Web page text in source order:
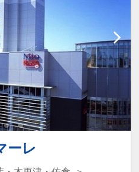
ーレ